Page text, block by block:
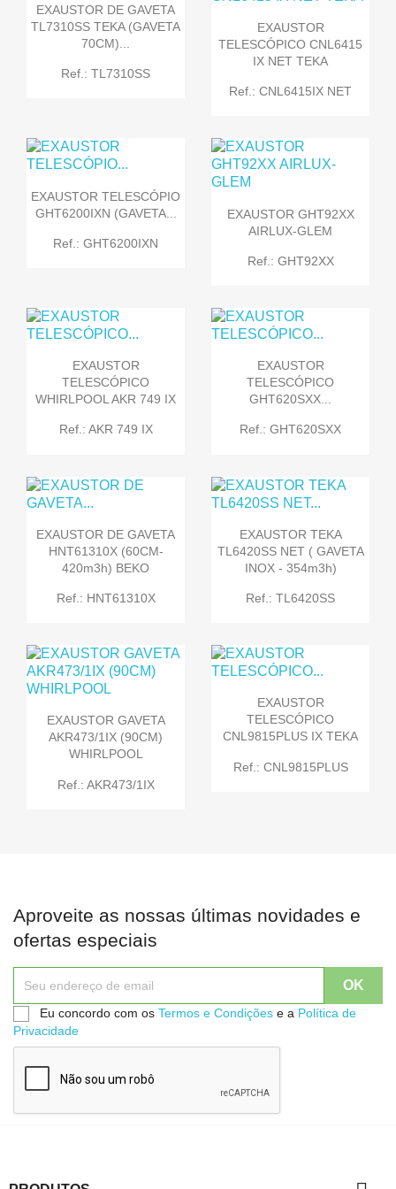
EXAUSTOR DE GAVETA
TL7310SS TEKA (GAVETA
70CM)...
Ref.: TL7310SS
EXAUSTOR
TELESCÓPICO CNL6415
IX NET TEKA
Ref.: CNL6415IX NET
EXAUSTOR TELESCÓPIO
GHT6200IXN (GAVETA...
Ref.: GHT6200IXN
EXAUSTOR GHT92XX
AIRLUX-GLEM
Ref.: GHT92XX
EXAUSTOR
TELESCÓPICO
WHIRLPOOL AKR 749 IX
Ref.: AKR 749 IX
EXAUSTOR
TELESCÓPICO
GHT620SXX...
Ref.: GHT620SXX
EXAUSTOR DE GAVETA
HNT61310X (60CM-
420m3h) BEKO
Ref.: HNT61310X
EXAUSTOR TEKA
TL6420SS NET ( GAVETA
INOX - 354m3h)
Ref.: TL6420SS
EXAUSTOR GAVETA
AKR473/1IX (90CM)
WHIRLPOOL
Ref.: AKR473/1IX
EXAUSTOR
TELESCÓPICO
CNL9815PLUS IX TEKA
Ref.: CNL9815PLUS
Aproveite as nossas últimas novidades e
ofertas especiais
Eu concordo com os Termos e Condições e a Política de
Privacidade